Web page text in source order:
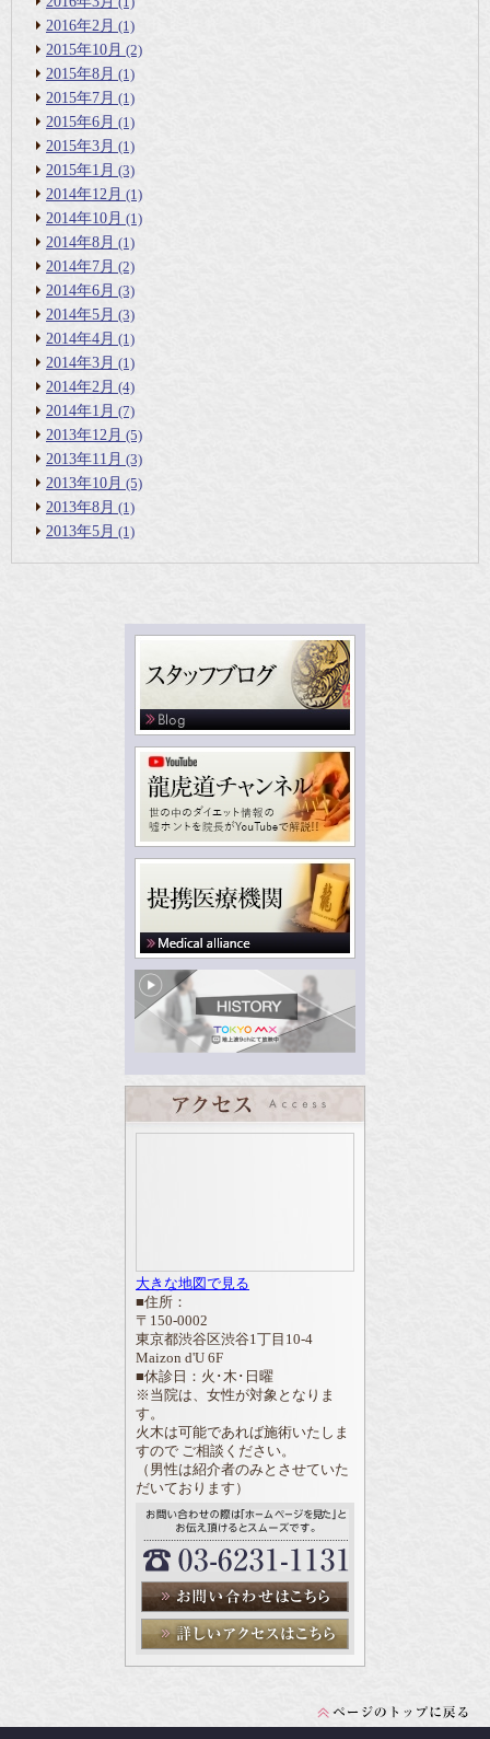
2016年2月 (1)
2015年10月 (2)
2015年8月 (1)
2015年7月 (1)
2015年6月 (1)
2015年3月 (1)
2015年1月 (3)
2014年12月 (1)
2014年10月 (1)
2014年8月 (1)
2014年7月 (2)
2014年6月 (3)
2014年5月 (3)
2014年4月 (1)
2014年3月 (1)
2014年2月 (4)
2014年1月 (7)
2013年12月 (5)
2013年11月 (3)
2013年10月 (5)
2013年8月 (1)
2013年5月 (1)
大きな地図で見る
■住所：
〒150-0002
東京都渋谷区渋谷1丁目10-4
Maizon d'U 6F
■休診日：火･木･日曜
※当院は、女性が対象となりま
す。
火木は可能であれば施術いたしま
すので ご相談ください。
（男性は紹介者のみとさせていた
だいております）